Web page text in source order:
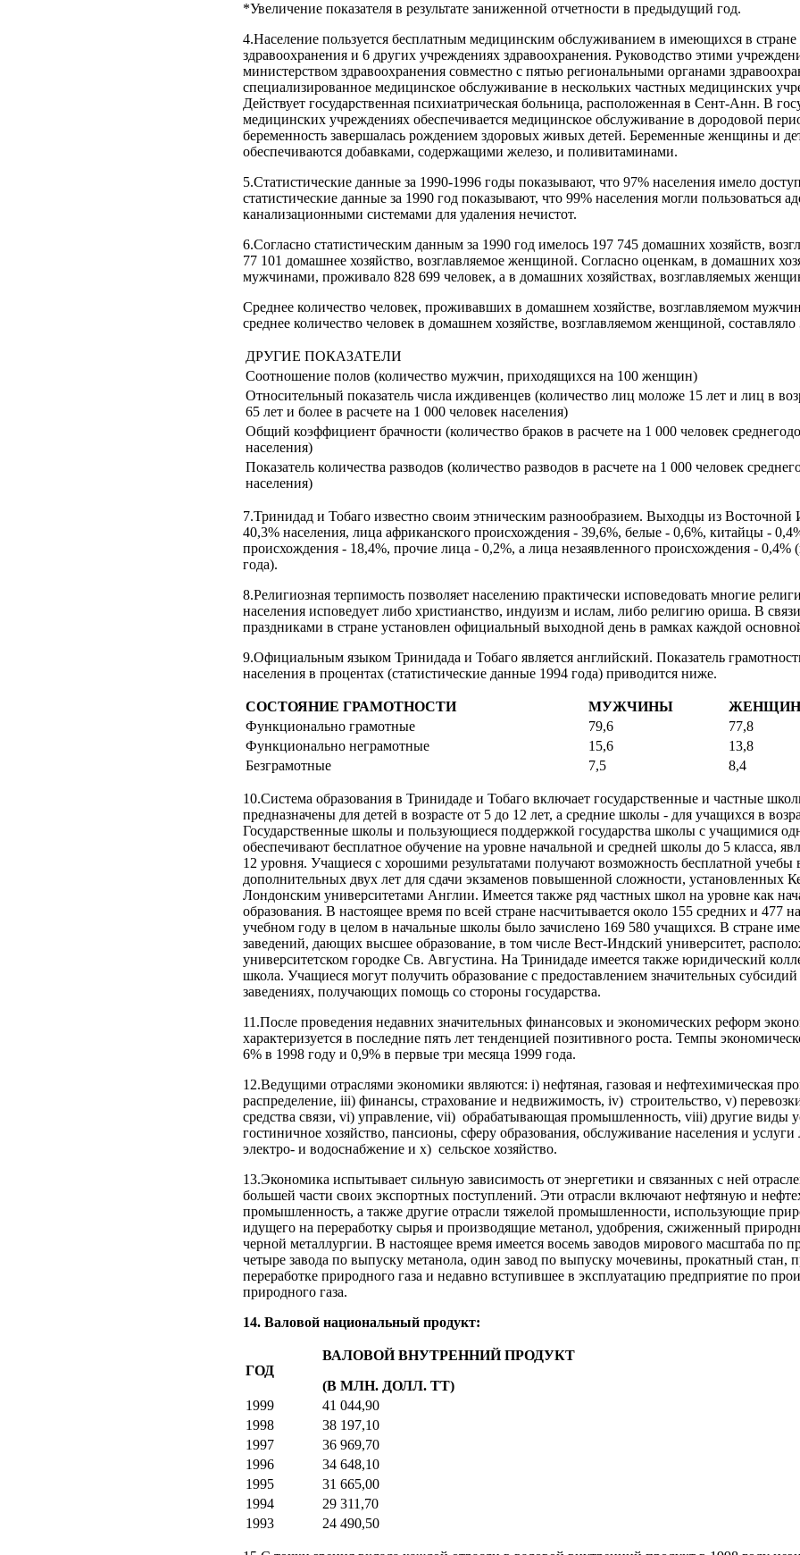
*Увеличение показателя в результате заниженной отчетности в предыдущий год.
4.Население пользуется бесплатным медицинским обслуживанием в имеющихся в стране
здравоохранения и 6 других учреждениях здравоохранения. Руководство этими
министерством здравоохранения совместно с пятью региональными органами
специализированное медицинское обслуживание в нескольких частных медицинских
Действует государственная психиатрическая больница, расположенная в Сент-Анн. В
медицинских учреждениях обеспечивается медицинское обслуживание в дородовой
беременность завершалась рождением здоровых живых детей. Беременные женщины и
обеспечиваются добавками, содержащими железо, и поливитаминами.
5.Статистические данные за 1990-1996 годы показывают, что 97% населения имело
статистические данные за 1990 год показывают, что 99% населения могли пользоваться
канализационными системами для удаления нечистот.
6.Согласно статистическим данным за 1990 год имелось 197 745 домашних хозяйств,
77 101 домашнее хозяйство, возглавляемое женщиной. Согласно оценкам, в домашних
мужчинами, проживало 828 699 человек, а в домашних хозяйствах, возглавляемых
Среднее количество человек, проживавших в домашнем хозяйстве, возглавляемом
среднее количество человек в домашнем хозяйстве, возглавляемом женщиной, составляло
ДРУГИЕ ПОКАЗАТЕЛИ
Соотношение полов (количество мужчин, приходящихся на 100 женщин)
Относительный показатель числа иждивенцев (количество лиц моложе 15 лет и лиц в
65 лет и более в расчете на 1 000 человек населения)
Общий коэффициент брачности (количество браков в расчете на 1 000 человек
населения)
Показатель количества разводов (количество разводов в расчете на 1 000 человек
населения)
7.Тринидад и Тобаго известно своим этническим разнообразием. Выходцы из Восточной
40,3% населения, лица африканского происхождения - 39,6%, белые - 0,6%, китайцы -
происхождения - 18,4%, прочие лица - 0,2%, а лица незаявленного происхождения - 0,4%
года).
8.Религиозная терпимость позволяет населению практически исповедовать многие
населения исповедует либо христианство, индуизм и ислам, либо религию ориша. В
праздниками в стране установлен официальный выходной день в рамках каждой
9.Официальным языком Тринидада и Тобаго является английский. Показатель
населения в процентах (статистические данные 1994 года) приводится ниже.
СОСТОЯНИЕ ГРАМОТНОСТИ МУЖЧИНЫ
Функционально грамотные
79,6
77,8
Функционально неграмотные
15,6
13,8
Безграмотные
7,5 8,4
10.Система образования в Тринидаде и Тобаго включает государственные и частные
предназначены для детей в возрасте от 5 до 12 лет, а средние школы - для учащихся в
Государственные школы и пользующиеся поддержкой государства школы с учащимися
обеспечивают бесплатное обучение на уровне начальной и средней школы до 5 класса,
12 уровня. Учащиеся с хорошими результатами получают возможность бесплатной учебы
дополнительных двух лет для сдачи экзаменов повышенной сложности, установленных
Лондонским университетами Англии. Имеется также ряд частных школ на уровне как
образования. В настоящее время по всей стране насчитывается около 155 средних и 477
учебном году в целом в начальные школы было зачислено 169 580 учащихся. В стране
заведений, дающих высшее образование, в том числе Вест-Индский университет,
университетском городке Св. Августина. На Тринидаде имеется также юридический
школа. Учащиеся могут получить образование с предоставлением значительных
заведениях, получающих помощь со стороны государства.
11.После проведения недавних значительных финансовых и экономических реформ
характеризуется в последние пять лет тенденцией позитивного роста. Темпы
6% в 1998 году и 0,9% в первые три месяца 1999 года.
12.Ведущими отраслями экономики являются: i) нефтяная, газовая и нефтехимическая
распределение, iii) финансы, страхование и недвижимость, iv) строительство, v)
средства связи, vi) управление, vii) обрабатывающая промышленность, viii) другие виды
гостиничное хозяйство, пансионы, сферу образования, обслуживание населения и услуги
электро- и водоснабжение и х) сельское хозяйство.
13.Экономика испытывает сильную зависимость от энергетики и связанных с ней
большей части своих экспортных поступлений. Эти отрасли включают нефтяную и
промышленность, а также другие отрасли тяжелой промышленности, использующие
идущего на переработку сырья и производящие метанол, удобрения, сжиженный
черной металлургии. В настоящее время имеется восемь заводов мирового масштаба по
четыре завода по выпуску метанола, один завод по выпуску мочевины, прокатный стан,
переработке природного газа и недавно вступившее в эксплуатацию предприятие по
природного газа.
14. Валовой национальный продукт:
ГОД
ВАЛОВОЙ ВНУТРЕННИЙ ПРОДУКТ
(В МЛН. ДОЛЛ. ТТ)
1999
41 044,90
1998
38 197,10
1997
36 969,70
1996
34 648,10
1995
31 665,00
1994
29 311,70
1993
24 490,50